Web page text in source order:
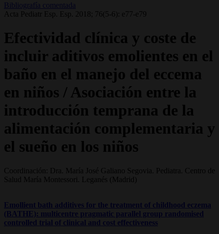
Bibliografía comentada
Acta Pediatr Esp. Esp. 2018; 76(5-6): e77-e79
Efectividad clínica y coste de
incluir aditivos emolientes en el
baño en el manejo del eccema
en niños / Asociación entre la
introducción temprana de la
alimentación complementaria y
el sueño en los niños
Coordinación: Dra. María José Galiano Segovia. Pediatra. Centro de
Salud María Montessori. Leganés (Madrid)
Emollient bath additives for the treatment of childhood eczema
(BATHE): multicentre pragmatic parallel group randomised
controlled trial of clinical and cost effectiveness